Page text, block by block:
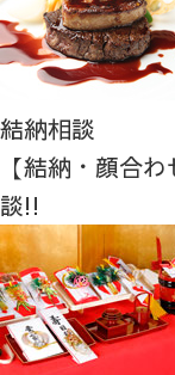
結納相談
【結納・顔合
談!!